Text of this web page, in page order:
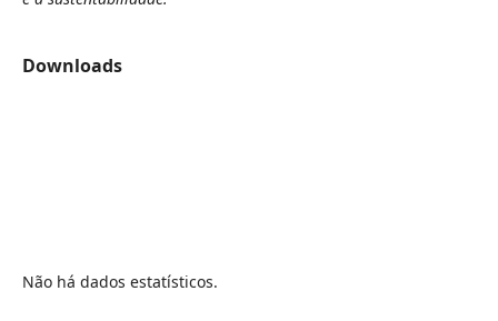
Downloads
Não há dados estatísticos.